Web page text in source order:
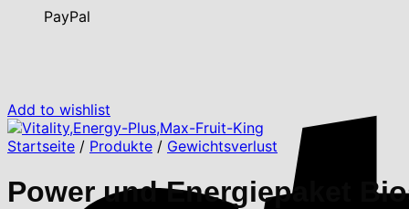
PayPal
Add to wishlist
Startseite / Produkte / Gewichtsverlust
Power und Energiepaket